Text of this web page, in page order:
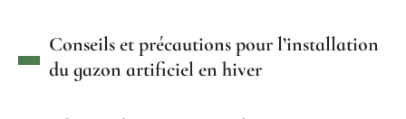
Conseils et précautions pour l’installation
du gazon artificiel en hiver